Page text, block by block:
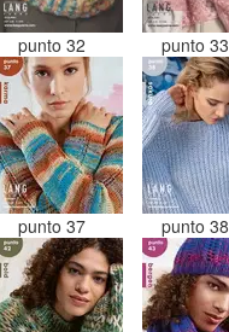
punto 32 punto 33
punto 37 punto 38